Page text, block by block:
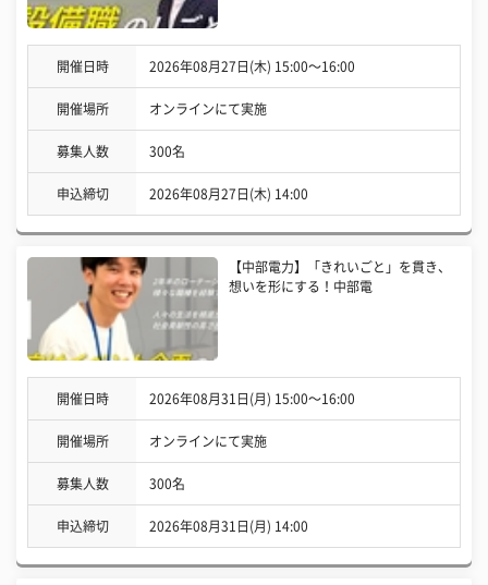
開催日時 2026年08月27日(木) 15:00〜16:00
開催場所 オンラインにて実施
募集人数 300名
申込締切 2026年08月27日(木) 14:00
【中部電力】「きれいごと」を貫き、
想いを形にする！中部電
開催日時 2026年08月31日(月) 15:00〜16:00
開催場所 オンラインにて実施
募集人数 300名
申込締切 2026年08月31日(月) 14:00